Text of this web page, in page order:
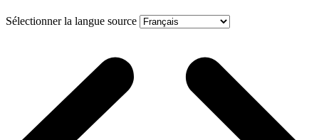
Sélectionner la langue source